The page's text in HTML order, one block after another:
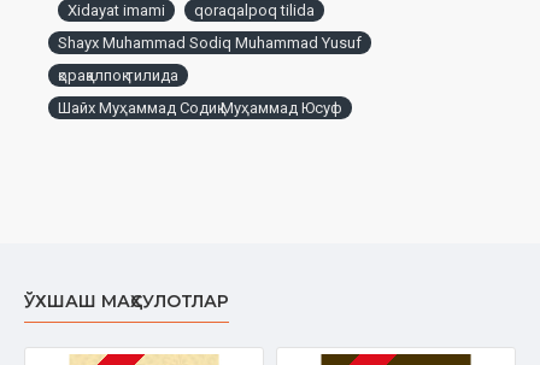
Xidayat imami
qoraqalpoq tilida
Shayx Muhammad Sodiq Muhammad Yusuf
қорақалпоқ тилида
Шайх Муҳаммад Содиқ Муҳаммад Юсуф
ЎХШАШ МАҲСУЛОТЛАР